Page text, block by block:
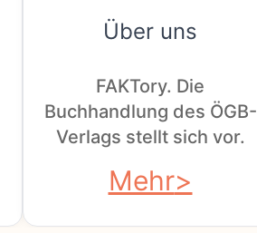
Über uns
FAKTory. Die
Buchhandlung des ÖGB-
Verlags stellt sich vor.
Mehr